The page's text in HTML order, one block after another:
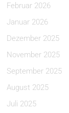
Februar 2026
Januar 2026
Dezember 2025
November 2025
September 2025
August 2025
Juli 2025